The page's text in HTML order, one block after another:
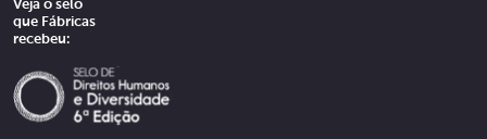
Veja o selo
que Fábricas
recebeu: